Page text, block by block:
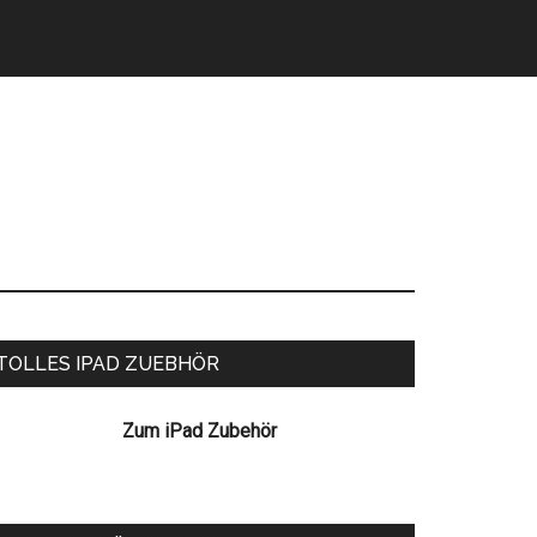
IPAD ZUEBHÖR
Zum iPad Zubehör